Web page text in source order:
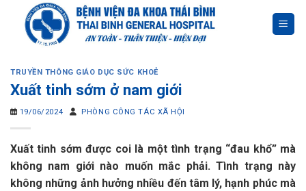
content
TRUYỀN THÔNG GIÁO DỤC SỨC KHOẺ
Xuất tinh sớm ở nam giới
19/06/2024 PHÒNG CÔNG TÁC XÃ HỘI
Xuất tinh sớm được coi là một tình trạng “đau khổ” mà
không nam giới nào muốn mắc phải. Tình trạng này
không những ảnh hưởng nhiều đến tâm lý, hạnh phúc mà